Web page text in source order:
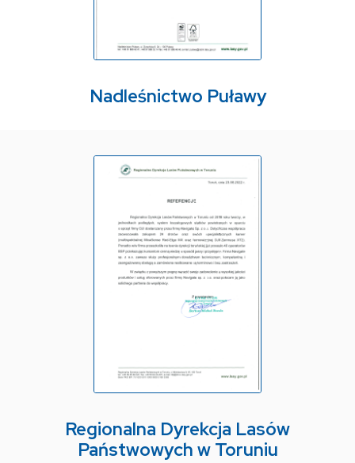
Nadleśnictwo Puławy
Regionalna Dyrekcja Lasów
Państwowych w Toruniu